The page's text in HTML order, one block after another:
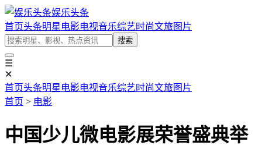
娱乐头条
首页头条明星 电影电视音乐综艺时尚文旅图片
搜索
☰
✕
首页头条明星 电影电视音乐综艺时尚文旅图片
首页 > 电影
中国少儿微电影展荣誉盛典举